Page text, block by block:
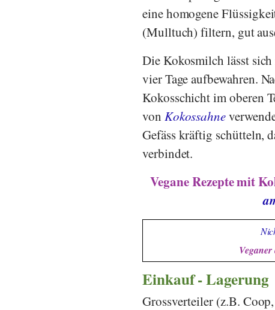
eine homogene
(Mulltuch) filtern, gut
Die Kokosmilch lässt
vier Tage aufbewahren.
Kokosschicht im oberen
von Kokossahne
Gefäss kräftig schütteln,
verbindet.
Vegane Rezepte mit
Einkauf - Lagerung
Grossverteiler (z.B. Coop